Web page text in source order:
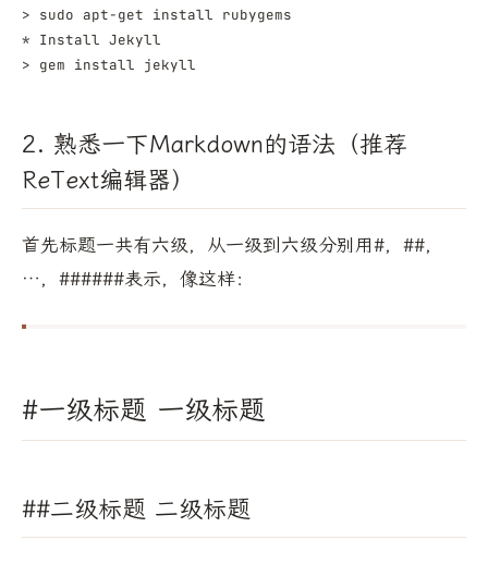
> sudo apt-get install rubygems
* Install Jekyll
2. 熟悉一下Markdown的语法（推荐
ReText编辑器）
首先标题一共有六级，从一级到六级分别用#，##，
…，######表示，像这样：
#一级标题 一级标题
##二级标题 二级标题